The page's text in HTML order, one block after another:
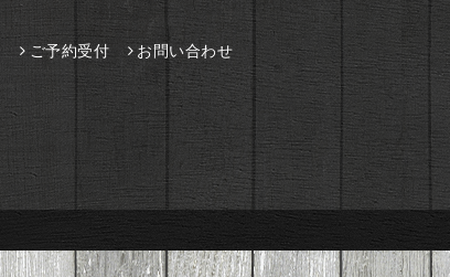
ご予約受付 お問い合わせ